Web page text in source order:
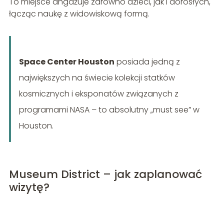
łącząc naukę z widowiskową formą.
Space Center Houston posiada jedną z
największych na świecie kolekcji statków
kosmicznych i eksponatów związanych z
programami NASA – to absolutny „must see” w
Houston.
Museum District – jak zaplanować
wizytę?